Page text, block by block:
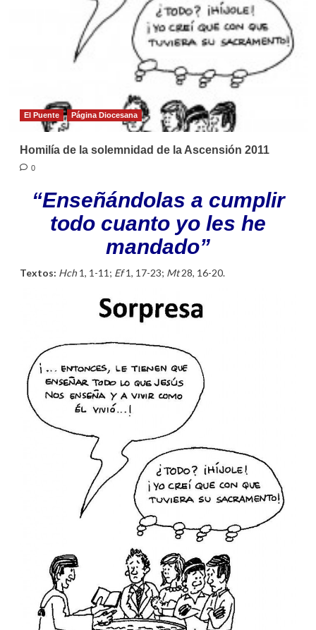
El Puente Página Diocesana
Homilía de la solemnidad de la Ascensión 2011
0
“Enseñándolas a cumplir
todo cuanto yo les he
mandado”
Textos: Hch1, 1-11; Ef1, 17-23; Mt28, 16-20.